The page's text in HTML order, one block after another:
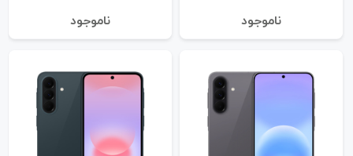
نا‌موجود نا‌موجود